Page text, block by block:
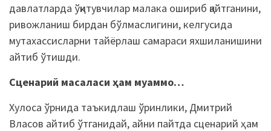
давлатларда ўқитувчилар малака ошириб қайтганини,
ривожланиш бирдан бўлмаслигини, келгусида
мутахассисларни тайёрлаш самараси яхшиланишини
айтиб ўтишди.
Сценарий масаласи ҳам муаммо…
Хулоса ўрнида таъкидлаш ўринлики, Дмитрий
Власов айтиб ўтганидай, айни пайтда сценарий ҳам